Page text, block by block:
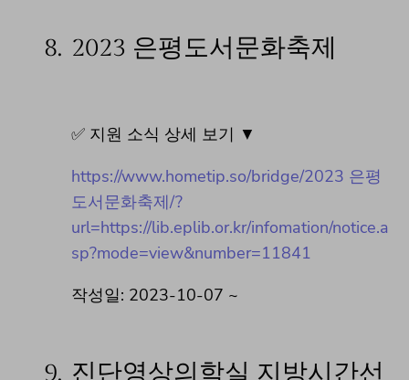
8. 2023 은평도서문화축제
✅ 지원 소식 상세 보기 ▼
https://www.hometip.so/bridge/2023 은평
도서문화축제/?
url=https://lib.eplib.or.kr/infomation/notice.a
sp?mode=view&number=11841
작성일: 2023-10-07 ~
9. 진단영상의학실 지방시간선